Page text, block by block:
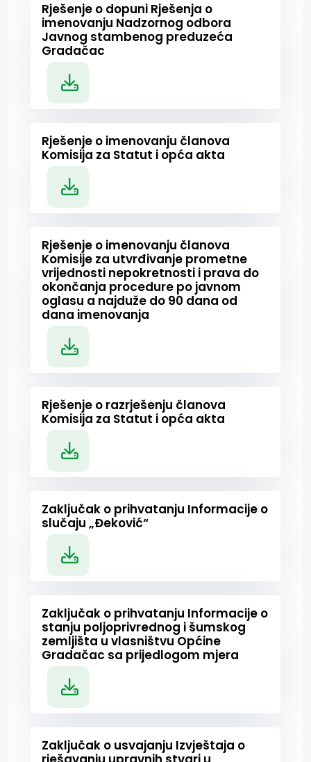
Rješenje o dopuni Rješenja o
imenovanju Nadzornog odbora
Javnog stambenog preduzeća
Gradačac
Rješenje o imenovanju članova
Komisija za Statut i opća akta
Rješenje o imenovanju članova
Komisije za utvrđivanje prometne
vrijednosti nepokretnosti i prava do
okončanja procedure po javnom
oglasu a najduže do 90 dana od
dana imenovanja
Rješenje o razrješenju članova
Komisija za Statut i opća akta
Zaključak o prihvatanju Informacije o
slučaju „Đeković“
Zaključak o prihvatanju Informacije o
stanju poljoprivrednog i šumskog
zemljišta u vlasništvu Općine
Gradačac sa prijedlogom mjera
Zaključak o usvajanju Izvještaja o